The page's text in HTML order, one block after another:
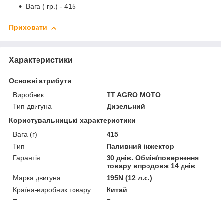
Вага ( гр.) - 415
Приховати
Характеристики
Основні атрибути
Виробник
TT AGRO MOTO
Тип двигуна
Дизельний
Користувальницькі характеристики
Вага (г)
415
Тип
Паливний інжектор
Гарантія
30 днів. Обмін/повернення
товару впродовж 14 днів
Марка двигуна
195N (12 л.с.)
Країна-виробник товару
Китай